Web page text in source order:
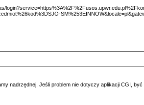
nadrzędnej. Jeśli problem nie dotyczy aplikacji CGI,